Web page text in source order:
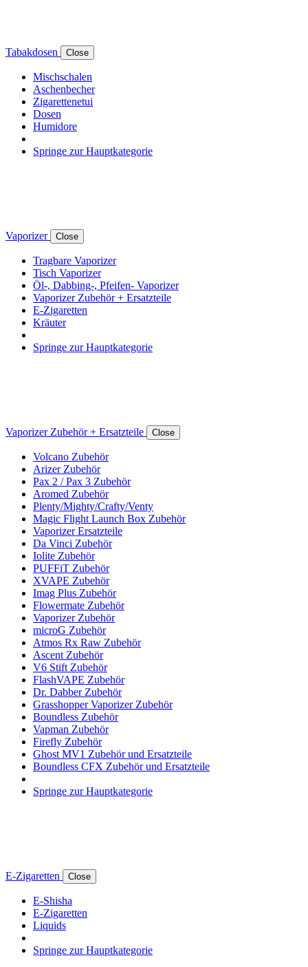
Tabakdosen Close
Mischschalen
Aschenbecher
Zigarettenetui
Dosen
Humidore
Springe zur Hauptkategorie
Vaporizer Close
Tragbare Vaporizer
Tisch Vaporizer
Öl-, Dabbing-, Pfeifen- Vaporizer
Vaporizer Zubehör + Ersatzteile
E-Zigaretten
Kräuter
Springe zur Hauptkategorie
Vaporizer Zubehör + Ersatzteile Close
Volcano Zubehör
Arizer Zubehör
Pax 2 / Pax 3 Zubehör
Aromed Zubehör
Plenty/Mighty/Crafty/Venty
Magic Flight Launch Box Zubehör
Vaporizer Ersatzteile
Da Vinci Zubehör
Iolite Zubehör
PUFFiT Zubehör
XVAPE Zubehör
Imag Plus Zubehör
Flowermate Zubehör
Vaporizer Zubehör
microG Zubehör
Atmos Rx Raw Zubehör
Ascent Zubehör
V6 Stift Zubehör
FlashVAPE Zubehör
Dr. Dabber Zubehör
Grasshopper Vaporizer Zubehör
Boundless Zubehör
Vapman Zubehör
Firefly Zubehör
Ghost MV1 Zubehör und Ersatzteile
Boundless CFX Zubehör und Ersatzteile
Springe zur Hauptkategorie
E-Zigaretten Close
E-Shisha
E-Zigaretten
Liquids
Springe zur Hauptkategorie